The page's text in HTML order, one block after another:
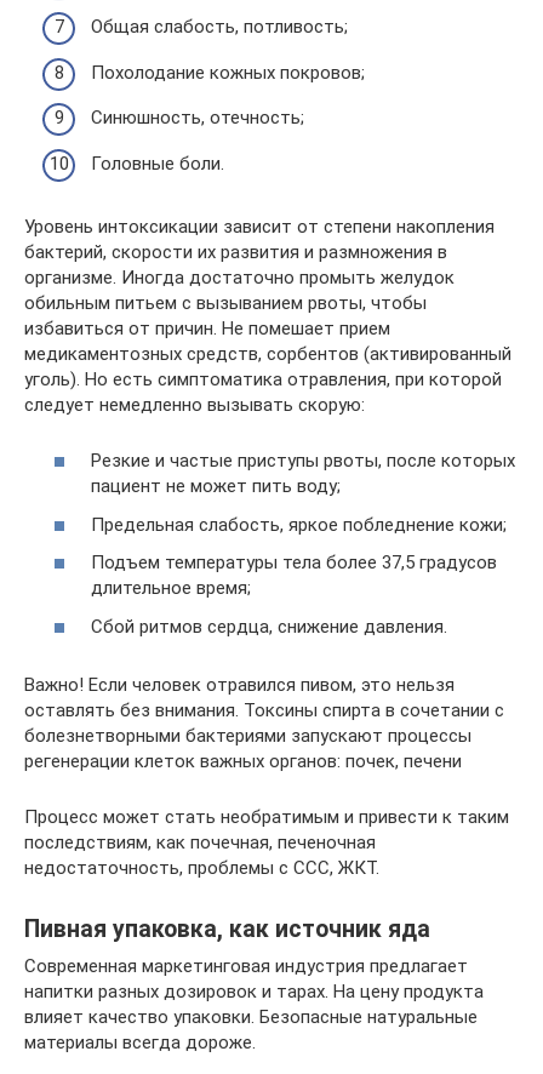
Общая слабость, потливость;
Похолодание кожных покровов;
Синюшность, отечность;
Головные боли.
Уровень интоксикации зависит от степени накопления
бактерий, скорости их развития и размножения в
организме. Иногда достаточно промыть желудок
обильным питьем с вызыванием рвоты, чтобы
избавиться от причин. Не помешает прием
медикаментозных средств, сорбентов (активированный
уголь). Но есть симптоматика отравления, при которой
следует немедленно вызывать скорую:
Резкие и частые приступы рвоты, после которых
пациент не может пить воду;
Предельная слабость, яркое побледнение кожи;
Подъем температуры тела более 37,5 градусов
длительное время;
Сбой ритмов сердца, снижение давления.
Важно! Если человек отравился пивом, это нельзя
оставлять без внимания. Токсины спирта в сочетании с
болезнетворными бактериями запускают процессы
регенерации клеток важных органов: почек, печени
Процесс может стать необратимым и привести к таким
последствиям, как почечная, печеночная
недостаточность, проблемы с ССС, ЖКТ.
Пивная упаковка, как источник яда
Современная маркетинговая индустрия предлагает
напитки разных дозировок и тарах. На цену продукта
влияет качество упаковки. Безопасные натуральные
материалы всегда дороже.